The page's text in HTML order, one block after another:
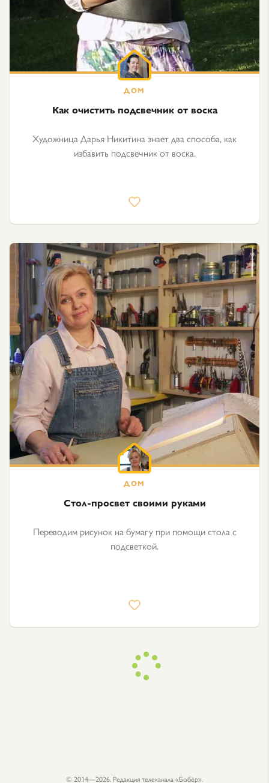
Как очистить подсвечник от воска
Художница Дарья Никитина знает два способа, как
избавить подсвечник от воска.
Стол-просвет своими руками
Переводим рисунок на бумагу при помощи стола с
подсветкой.